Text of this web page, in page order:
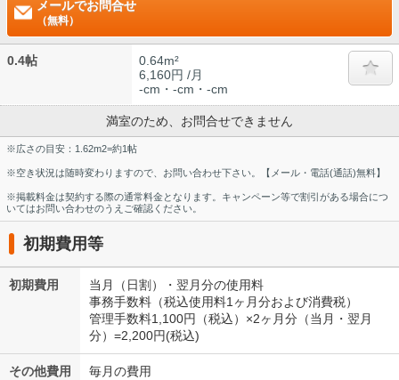
メールでお問合せ
（無料）
0.4帖
0.64m²
6,160円 /月
-cm・-cm・-cm
満室のため、お問合せできません
※広さの目安：1.62m2=約1帖
※空き状況は随時変わりますので、お問い合わせ下さい。【メール・電話(通話)無料】
※掲載料金は契約する際の通常料金となります。キャンペーン等で割引がある場合につ
いてはお問い合わせのうえご確認ください。
初期費用等
初期費用
当月（日割）・翌月分の使用料
事務手数料（税込使用料1ヶ月分および消費税）
管理手数料1,100円（税込）×2ヶ月分（当月・翌月
分）=2,200円(税込)
その他費用
毎月の費用